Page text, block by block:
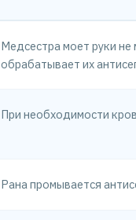
Медсестра моет руки
обрабатывает их
При необходимости
Рана промывается